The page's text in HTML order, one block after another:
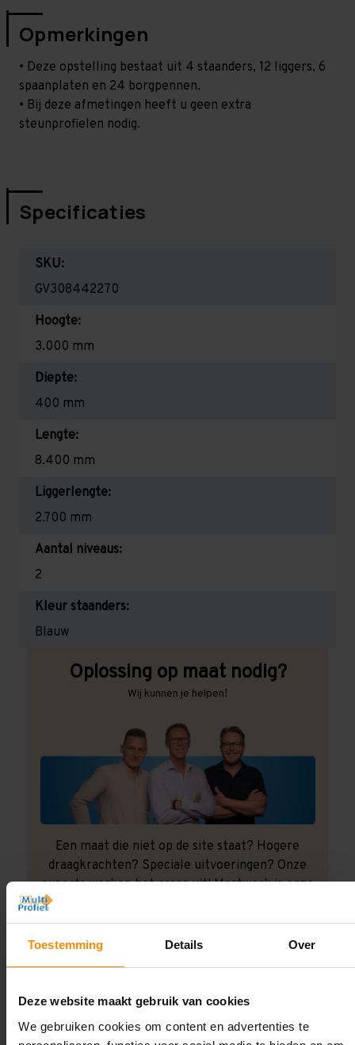
Toestemming Details Over
Deze website maakt gebruik van cookies
We gebruiken cookies om content en advertenties te
Opmerkingen
• Deze opstelling bestaat uit 4 staanders, 12 liggers, 6
spaanplaten en 24 borgpennen.
• Bij deze afmetingen heeft u geen extra
steunprofielen nodig.
Specificaties
SKU:
GV308442270
Hoogte:
3.000 mm
Diepte:
400 mm
Lengte:
8.400 mm
Liggerlengte:
2.700 mm
Aantal niveaus:
2
Kleur staanders:
Blauw
Oplossing op maat nodig?
Wij kunnen je helpen!
Een maat die niet op de site staat? Hogere
draagkrachten? Speciale uitvoeringen? Onze
experts werken het graag uit! Maatwerk is onze
Contact met specialist
Montage uitbesteden?
Laat ons het doen!